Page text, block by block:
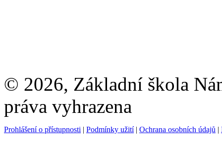
© 2026, Základní škola
práva vyhrazena
Prohlášení o přístupnosti | Podmínky užití| Ochrana osobních údajů |